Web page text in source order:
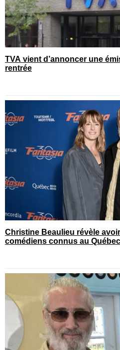
TVA vient d’annoncer une
rentrée
Christine Beaulieu révèle
comédiens connus au Québec